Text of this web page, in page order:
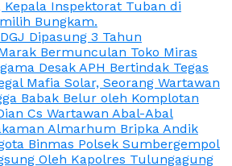
Kepala Inspektorat Tuban di
Bungkam.
Dipasung 3 Tahun
Bermunculan Toko Miras
Desak APH Bertindak Tegas
Mafia Solar, Seorang Wartawan
Babak Belur oleh Komplotan
Cs Wartawan Abal-Abal
Almarhum Bripka Andik
Binmas Polsek Sumbergempol
Oleh Kapolres Tulungagung